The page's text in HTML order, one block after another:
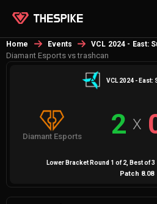
Home Events VCL 2024 - East:
Diamant Esports vs trashcan
VCL 2024 - East:
Diamant Esports 2 X
Lower Bracket Round 1 of 2 , Best of3
Patch 8.08